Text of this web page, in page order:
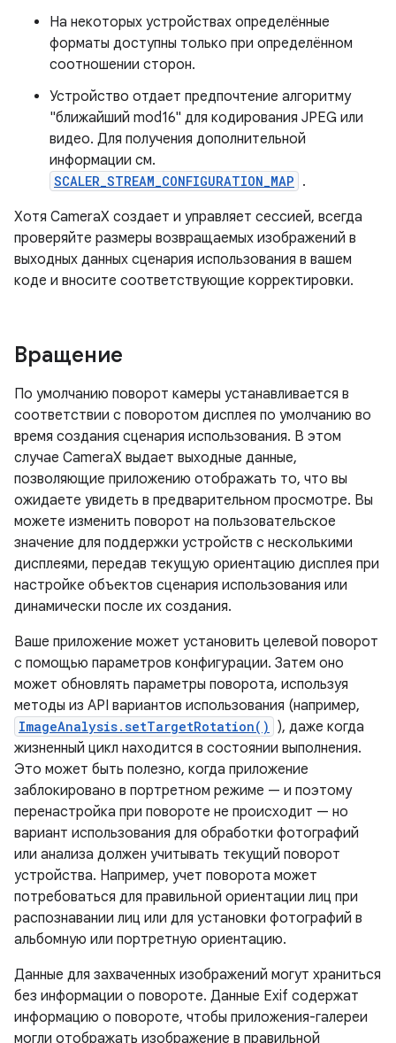
На некоторых устройствах определённые
форматы доступны только при определённом
соотношении сторон.
Устройство отдает предпочтение алгоритму
"ближайший mod16" для кодирования JPEG или
видео. Для получения дополнительной
информации см.
SCALER_STREAM_CONFIGURATION_MAP .
Хотя CameraX создает и управляет сессией, всегда
проверяйте размеры возвращаемых изображений в
выходных данных сценария использования в вашем
коде и вносите соответствующие корректировки.
Вращение
По умолчанию поворот камеры устанавливается в
соответствии с поворотом дисплея по умолчанию во
время создания сценария использования. В этом
случае CameraX выдает выходные данные,
позволяющие приложению отображать то, что вы
ожидаете увидеть в предварительном просмотре. Вы
можете изменить поворот на пользовательское
значение для поддержки устройств с несколькими
дисплеями, передав текущую ориентацию дисплея при
настройке объектов сценария использования или
динамически после их создания.
Ваше приложение может установить целевой поворот
с помощью параметров конфигурации. Затем оно
может обновлять параметры поворота, используя
методы из API вариантов использования (например,
ImageAnalysis.setTargetRotation()
), даже когда
жизненный цикл находится в состоянии выполнения.
Это может быть полезно, когда приложение
заблокировано в портретном режиме — и поэтому
перенастройка при повороте не происходит — но
вариант использования для обработки фотографий
или анализа должен учитывать текущий поворот
устройства. Например, учет поворота может
потребоваться для правильной ориентации лиц при
распознавании лиц или для установки фотографий в
альбомную или портретную ориентацию.
Данные для захваченных изображений могут храниться
без информации о повороте. Данные Exif содержат
информацию о повороте, чтобы приложения-галереи
могли отображать изображение в правильной